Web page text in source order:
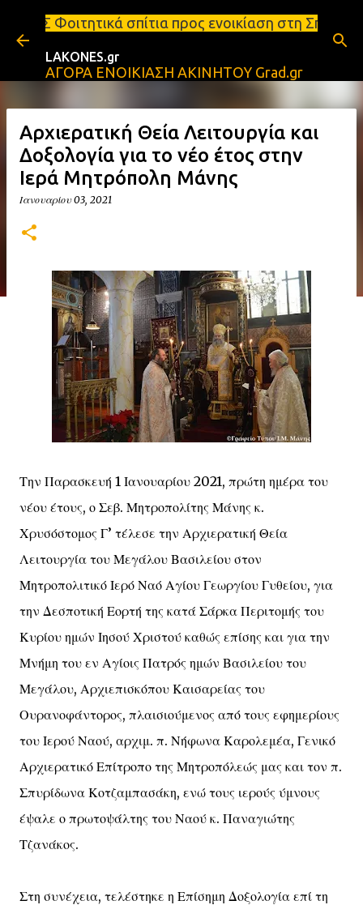
Μετάβαση στο κύριο περιεχόμενο
σπίτια προς ενοικίαση στη Σπάρτη Ενοικιάσεις
LAKONES.gr
ΑΓΟΡΑ ΕΝΟΙΚΙΑΣΗ ΑΚΙΝΗΤΟΥ Grad.gr
Αρχιερατική Θεία Λειτουργία και
Δοξολογία για το νέο έτος στην
Ιερά Μητρόπολη Μάνης
Ιανουαρίου 03, 2021
Την Παρασκευή 1 Ιανουαρίου 2021, πρώτη ημέρα του
νέου έτους, ο Σεβ. Μητροπολίτης Μάνης κ.
Χρυσόστομος Γ’ τέλεσε την Αρχιερατική Θεία
Λειτουργία του Μεγάλου Βασιλείου στον
Μητροπολιτικό Ιερό Ναό Αγίου Γεωργίου Γυθείου, για
την Δεσποτική Εορτή της κατά Σάρκα Περιτομής του
Κυρίου ημών Ιησού Χριστού καθώς επίσης και για την
Μνήμη του εν Αγίοις Πατρός ημών Βασιλείου του
Μεγάλου, Αρχιεπισκόπου Καισαρείας του
Ουρανοφάντορος, πλαισιούμενος από τους εφημερίους
του Ιερού Ναού, αρχιμ. π. Νήφωνα Καρολεμέα, Γενικό
Αρχιερατικό Επίτροπο της Μητροπόλεώς μας και τον π.
Σπυρίδωνα Κοτζαμπασάκη, ενώ τους ιερούς ύμνους
έψαλε ο πρωτοψάλτης του Ναού κ. Παναγιώτης
Τζανάκος.
Στη συνέχεια, τελέστηκε η Επίσημη Δοξολογία επί τη